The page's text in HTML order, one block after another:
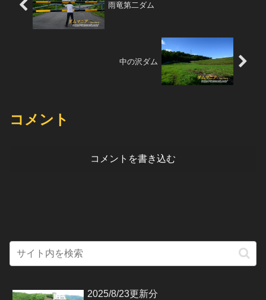
雨竜第二ダム
中の沢ダム
コメント
コメントを書き込む
2025/8/23更新分